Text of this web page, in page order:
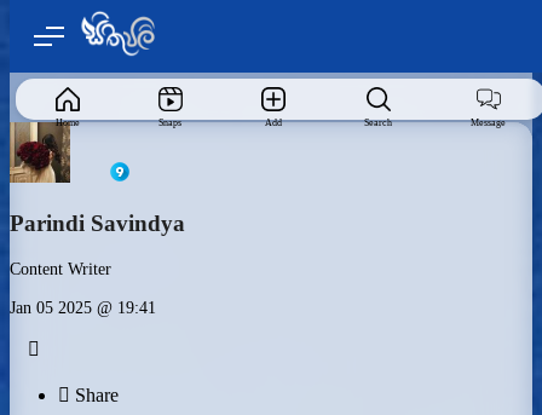
Home Snaps Add Search Message
Parindi Savindya
Content Writer
Jan 05 2025 @ 19:41

 Share